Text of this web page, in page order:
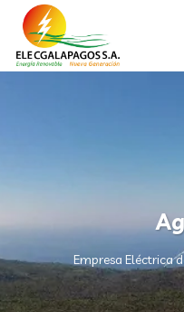
Empresa Eléctrica